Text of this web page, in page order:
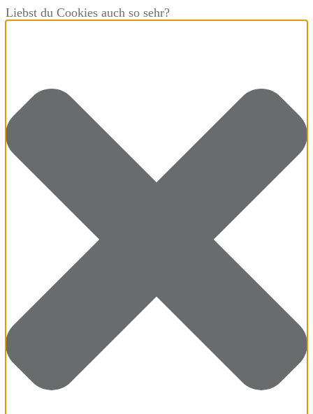
Liebst du Cookies auch so sehr?